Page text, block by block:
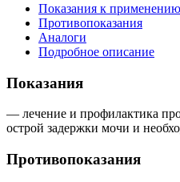
Показания к применению
Противопоказания
Аналоги
Подробное описание
Показания
— лечение и профилактика
острой задержки мочи и
Противопоказания